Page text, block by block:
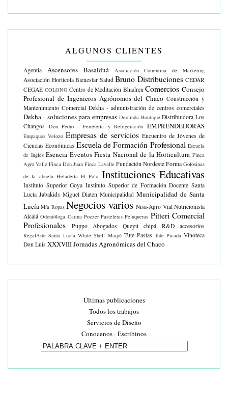
ALGUNOS CLIENTES
Agentia Ascensores Basalduá Asociación Correntina de Marketing
Asociación Hortícola Bienestar Salud Bruno Distribuciones CEDAR
CEGAE COLONO Centro de Meditación Bhadren Comercios Consejo
Profesional de Ingenieros Agrónomos del Chaco Construcción y
Mantenimiento Comercial Dekha - administración de centros comerciales
Dekha - soluciones para empresas Deolinda Boutique Distribuidora Los
Changos
Don Pedro - Ferretería y Refrigeración EMPRENDEDORAS
Empaques Velozo Empresas de servicios Encuentro de Jóvenes de
Ciencias Económicas Escuela de Formación Profesional Escuela
de Inglés Esencia Eventos Fiesta Nacional de la Horticultura Finca
Agro Valle Finca Don Juan Finca Lavalle Fundación Nordeste Forma Golosinas
de la abuela Heladería El Polo Instituciones Educativas
Instituto Superior Goya Instituto Superior de Formación Docente Santa
Lucía Jabakids Miguel Diaten Municipalidad Municipalidad de Santa
Lucía Mía Ropas Negocios varios Nisa-Agro Vial Nutricionista
Alcalá Odontóloga Carina Pozzer Pasteleras Peluqueras Pitteri Comercial
Profesionales
Puppo Abogados Queyú chipá R&D accesorios
RegalArte Santa Lucía White Shell Maipú Tute Pastas Tute Picada Vinoteca
Don Luis XXXVIII Jornadas Agronómicas del Chaco
Últimas publicaciones
Todos los trabajos
Servicios de Diseño
Conocenos - Escribinos